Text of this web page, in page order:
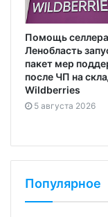
Помощь
Ленобласть
пакет мер
после ЧП на
Wildberries
5 августа 2026
Популярное